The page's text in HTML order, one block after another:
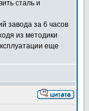
сталь и
завода за 6 часов
из методики
еще